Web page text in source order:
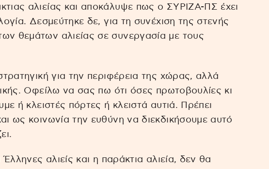
αλιείας και αποκάλυψε πως ο ΣΥΡΙΖΑ-ΠΣ έχει
Δεσμεύτηκε δε, για τη συνέχιση της στενής
θεμάτων αλιείας σε συνεργασία με τους
για την περιφέρεια της χώρας, αλλά
Οφείλω να σας πω ότι όσες πρωτοβουλίες κι
ή κλειστές πόρτες ή κλειστά αυτιά. Πρέπει
ως κοινωνία την ευθύνη να διεκδικήσουμε αυτό
Έλληνες αλιείς και η παράκτια αλιεία, δεν θα